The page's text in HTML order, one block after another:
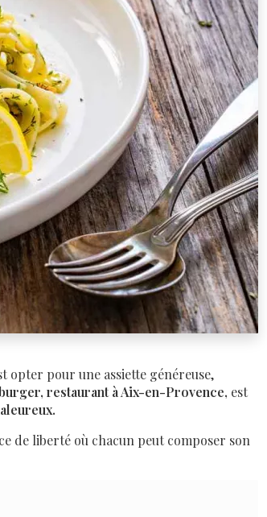
opter pour une assiette généreuse,
restaurant à Aix-en-Provence, est
de liberté où chacun peut composer son